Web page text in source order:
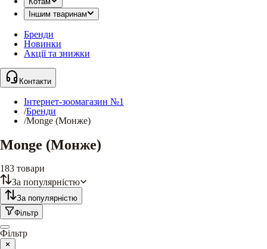
Іншим тваринам
Бренди
Новинки
Акції та знижки
Контакти
Інтернет-зоомагазин №1
/Бренди
/Monge (Монже)
Monge (Монже)
183 товари
За популярністю
За популярністю
Фільтр
Фільтр